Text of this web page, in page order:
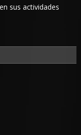
sus actividades